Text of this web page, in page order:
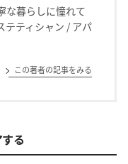
な暮らしに憧れて
テティシャン / アパ
この著者の記事をみる
る